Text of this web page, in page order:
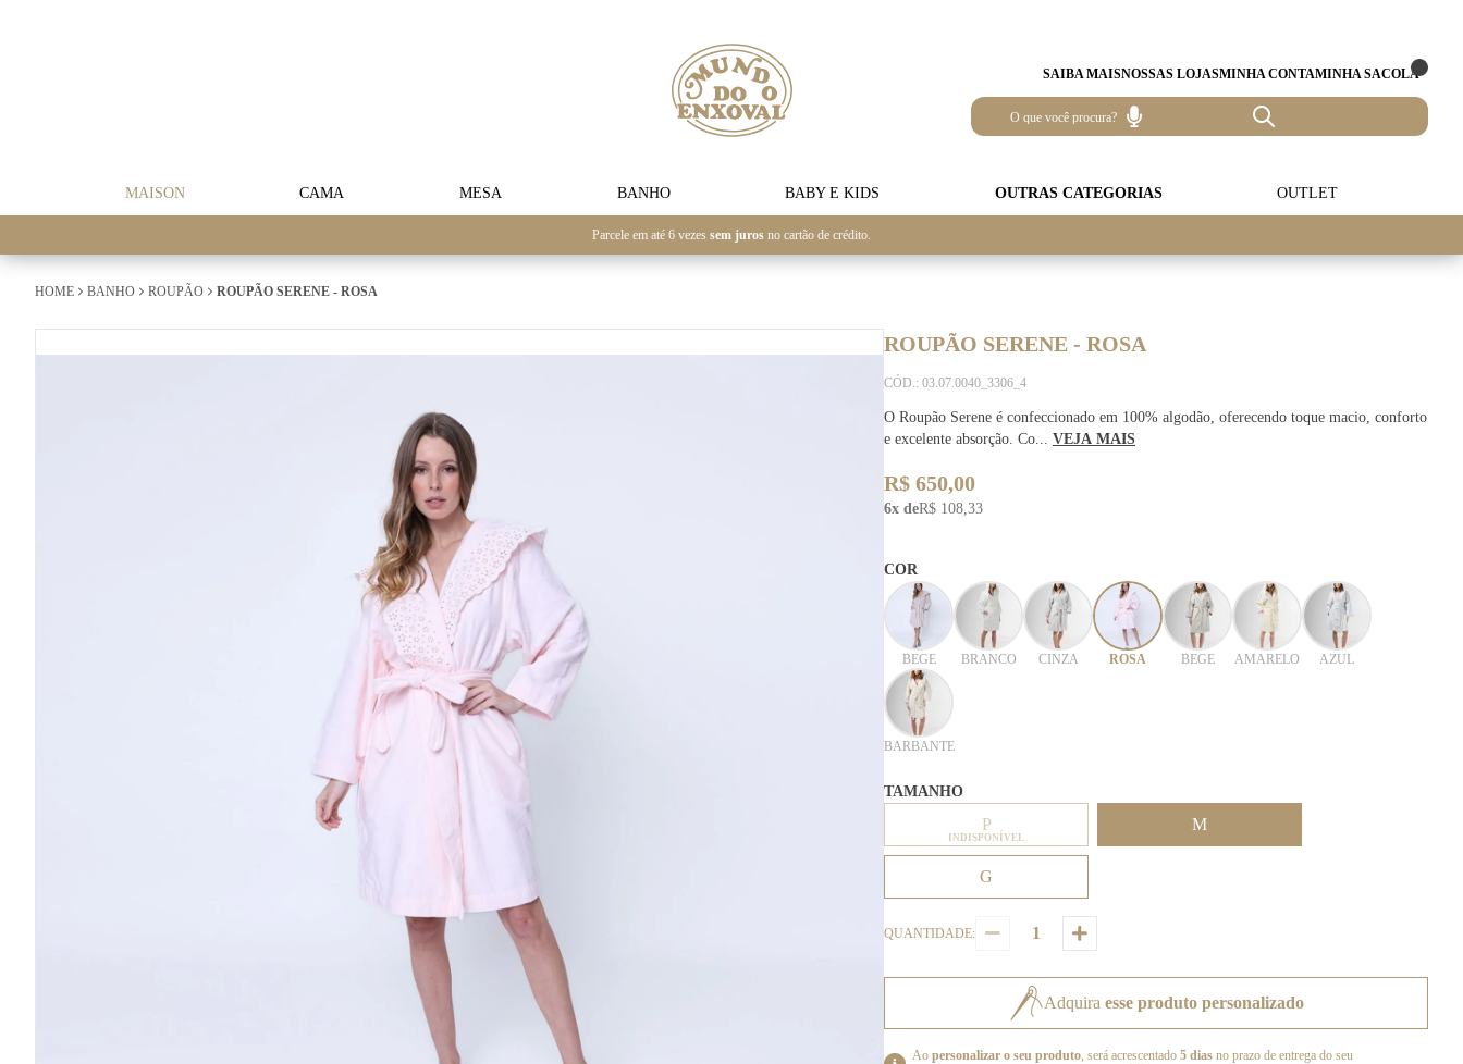
SAIBA MAISNOSSAS LOJASMINHA CONTAMINHA SACOLA
MAISON CAMA MESA BANHO BABY E KIDS OUTRAS CATEGORIAS OUTLET
Parcele em até 6 vezes sem juros no cartão de crédito.
HOME BANHO ROUPÃO ROUPÃO SERENE - ROSA
ROUPÃO SERENE - ROSA
CÓD.: 03.07.0040_3306_4
O Roupão Serene é confeccionado em 100% algodão, oferecendo toque macio, conforto
e excelente absorção. Co... VEJA MAIS
R$ 650,00
6x deR$ 108,33
COR
BEGE BRANCO CINZA ROSA BEGE AMARELO AZUL
BARBANTE
TAMANHO
P
INDISPONÍVEL
M
G
QUANTIDADE:
Adquira esse produto personalizado
Ao personalizar o seu produto, será acrescentado 5 diasno prazo de entrega do seu